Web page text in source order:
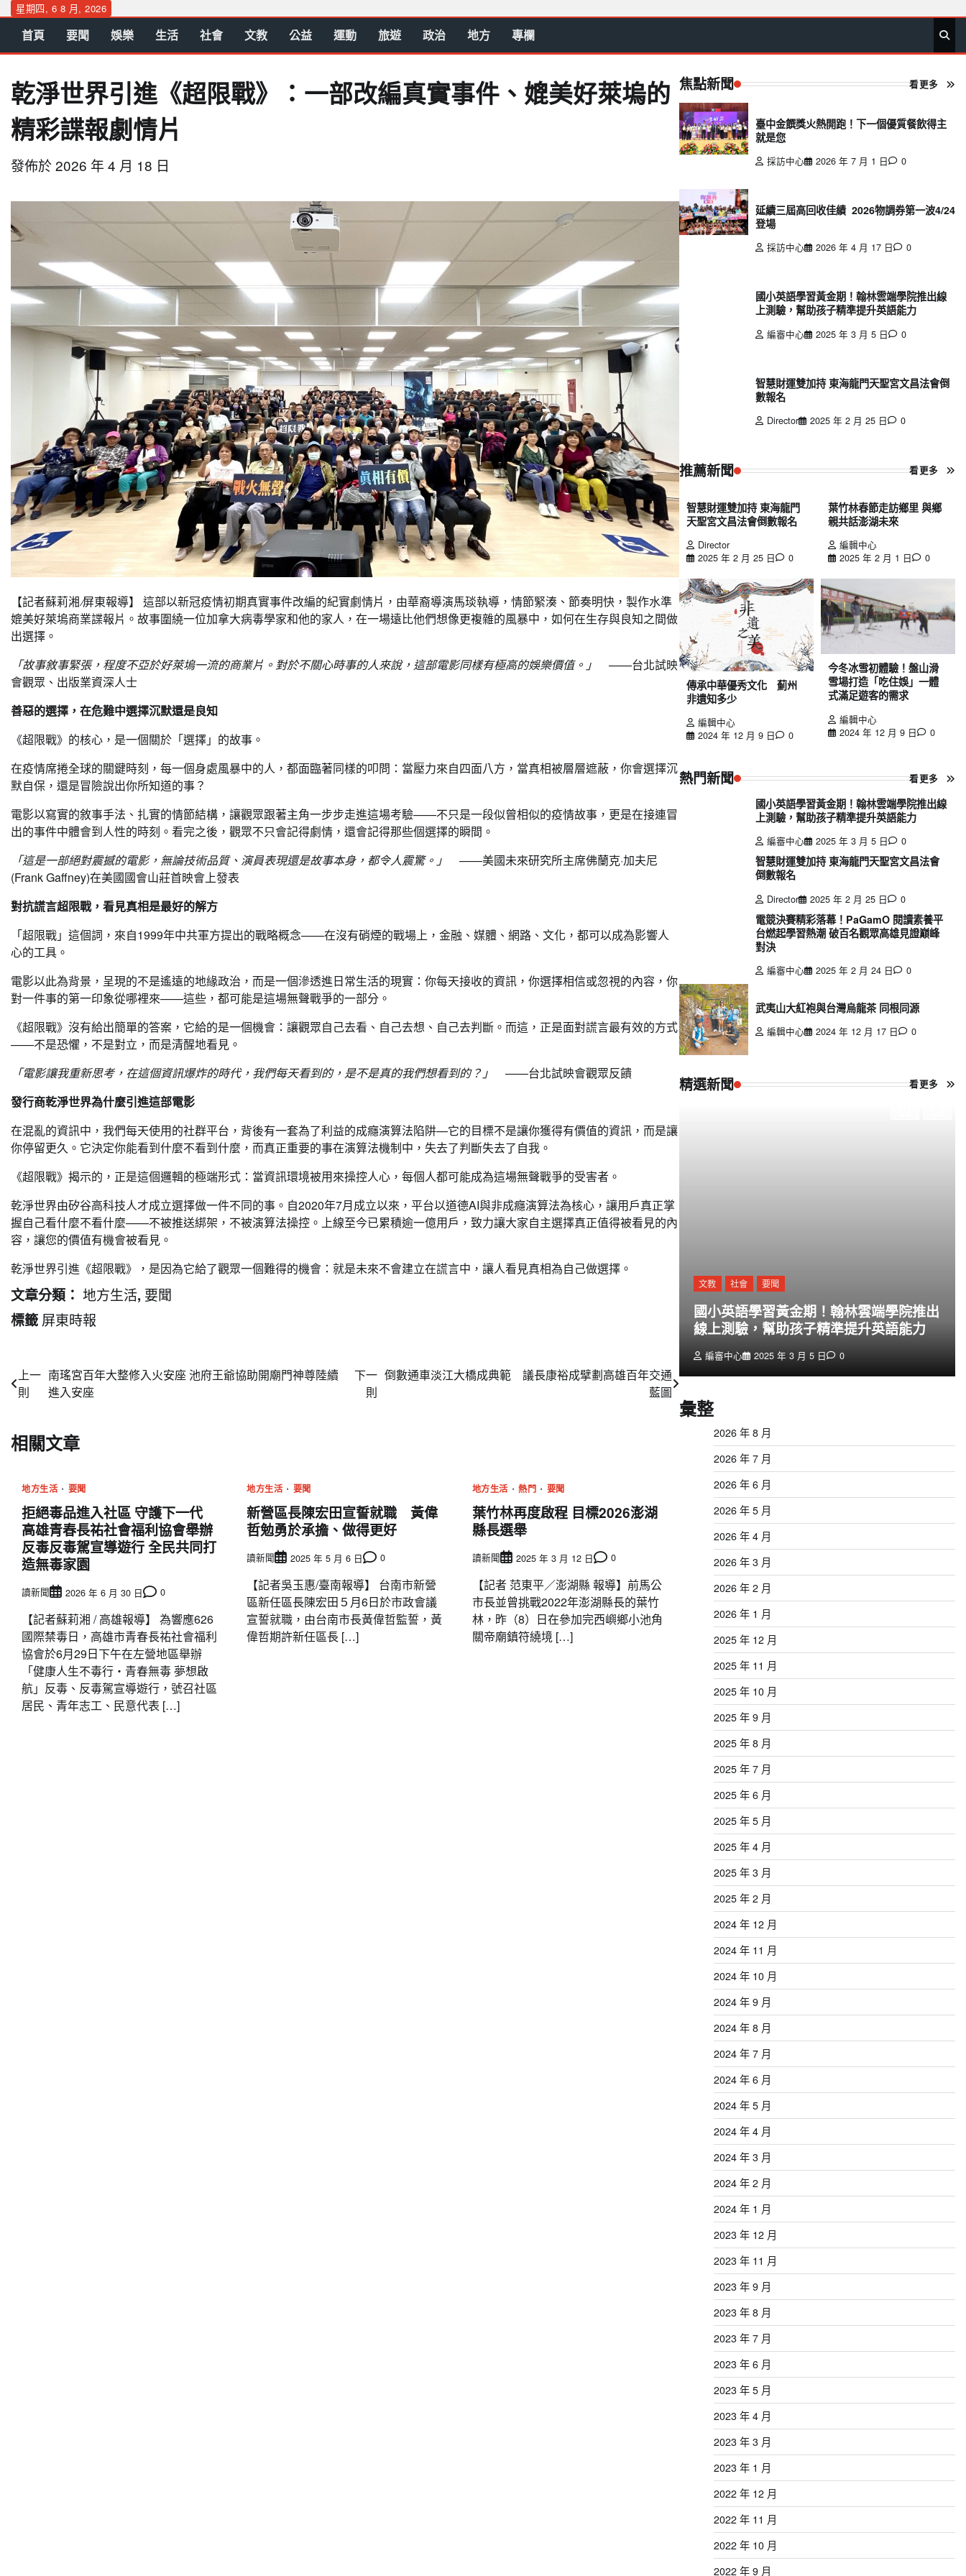
Skip
content
星期四, 6 8 月, 2026
首 要 娛 生 社 文 公 運 旅 政 地
方
專
欄
首頁 要聞 娛樂 生活 社會 文教 公益 運動 旅遊 政治 地方 專欄
乾淨世界引進《超限戰》：一部改編真實事件、媲美好萊塢的
精彩諜報劇情片
發佈於2026 年 4 月 18 日
【記者蘇莉湘 ∕屏東報導】 這部以新冠疫情初期真實事件改編的紀實劇情片，由華裔導演馬琰執導，情節緊湊、節奏明快，製作水準
媲美好萊塢商業諜報片。故事圍繞一位加拿大病毒學家和他的家人，在一場遠比他們想像更複雜的風暴中，如何在生存與良知之間做
出選擇。
「故事敘事緊張，程度不亞於好萊塢一流的商業片。對於不關心時事的人來說，這部電影同樣有極高的娛樂價值。」
——台北試映
會觀眾、出版業資深人士
善惡的選擇，在危難中選擇沉默還是良知
《超限戰》的核心，是一個關於「選擇」的故事。
在疫情席捲全球的關鍵時刻，每一個身處風暴中的人，都面臨著同樣的叩問：當壓力來自四面八方，當真相被層層遮蔽，你會選擇沉
默自保，還是冒險說出你所知道的事？
電影以寫實的敘事手法、扎實的情節結構，讓觀眾跟著主角一步步走進這場考驗——不只是一段似曾相似的疫情故事，更是在接連冒
出的事件中體會到人性的時刻。看完之後，觀眾不只會記得劇情，還會記得那些個選擇的瞬間。
「這是一部絕對震撼的電影，無論技術品質、演員表現還是故事本身，都令人震驚。」
——美國未來研究所主席佛蘭克·加夫尼
(Frank Gaffney)在美國國會山莊首映會上發表
對抗謊言超限戰，看見真相是最好的解方
「超限戰」這個詞，來自1999年中共軍方提出的戰略概念——在沒有硝煙的戰場上，金融、媒體、網路、文化，都可以成為影響人
心的工具。
電影以此為背景，呈現的不是遙遠的地緣政治，而是一個滲透進日常生活的現實：你每天接收的資訊，你選擇相信或忽視的內容，你
對一件事的第一印象從哪裡來——這些，都可能是這場無聲戰爭的一部分。
《超限戰》沒有給出簡單的答案，它給的是一個機會：讓觀眾自己去看、自己去想、自己去判斷。而這，正是面對謊言最有效的方式
——不是恐懼，不是對立，而是清醒地看見。
「電影讓我重新思考，在這個資訊爆炸的時代，我們每天看到的，是不是真的我們想看到的？」
——台北試映會觀眾反饋
發行商乾淨世界為什麼引進這部電影
在混亂的資訊中，我們每天使用的社群平台，背後有一套為了利益的成癮演算法陷阱—它的目標不是讓你獲得有價值的資訊，而是讓
你停留更久。它決定你能看到什麼不看到什麼，而真正重要的事在演算法機制中，失去了判斷失去了自我。
《超限戰》揭示的，正是這個邏輯的極端形式：當資訊環境被用來操控人心，每個人都可能成為這場無聲戰爭的受害者。
乾淨世界由矽谷高科技人才成立選擇做一件不同的事。自2020年7月成立以來，平台以道德AI與非成癮演算法為核心，讓用戶真正掌
握自己看什麼不看什麼——不被推送綁架，不被演算法操控。上線至今已累積逾一億用戶，致力讓大家自主選擇真正值得被看見的內
容，讓您的價值有機會被看見。
乾淨世界引進《超限戰》，是因為它給了觀眾一個難得的機會：就是未來不會建立在謊言中，讓人看見真相為自己做選擇。
文章分類： 地方生活, 要聞
標籤 屏東時報
文
章
導
覽
上一
則
南瑤宮百年大整修入火安座 池府王爺協助開廟門神尊陸續
進入安座
下一
則
倒數通車淡江大橋成典範 議長康裕成擘劃高雄百年交通
藍圖
相關文章
地方生活 要聞
拒絕毒品進入社區 守護下一代
高雄青春長祐社會福利協會舉辦
反毒反毒駕宣導遊行 全民共同打
造無毒家園
讀新聞 2026 年 6 月 30 日 0
【記者蘇莉湘 / 高雄報導】 為響應626
國際禁毒日，高雄市青春長祐社會福利
協會於6月29日下午在左營地區舉辦
「健康人生不毒行・青春無毒 夢想啟
航」反毒、反毒駕宣導遊行，號召社區
居民、青年志工、民意代表 […]
地方生活 要聞
新營區長陳宏田宣誓就職 黃偉
哲勉勇於承擔、做得更好
讀新聞 2025 年 5 月 6 日 0
【記者吳玉惠/臺南報導】 台南市新營
區新任區長陳宏田５月6日於市政會議
宣誓就職，由台南市長黃偉哲監誓，黃
偉哲期許新任區長 […]
地方生活 熱門 要聞
葉竹林再度啟程 目標2026澎湖
縣長選舉
讀新聞 2025 年 3 月 12 日 0
【記者 范東平／澎湖縣 報導】前馬公
市長並曾挑戰2022年澎湖縣長的葉竹
林，昨（8）日在參加完西嶼鄉小池角
關帝廟鎮符繞境 […]
焦點新聞 看更多
臺中金饌獎火熱開跑！下一個優質餐飲得主
就是您
採訪中心 2026 年 7 月 1 日 0
延續三屆高回收佳績 2026物調券第一波4/24
登場
採訪中心 2026 年 4 月 17 日 0
國小英語學習黃金期！翰林雲端學院推出線
上測驗，幫助孩子精準提升英語能力
編審中心 2025 年 3 月 5 日 0
智慧財運雙加持 東海龍門天聖宮文昌法會倒
數報名
Director 2025 年 2 月 25 日 0
推薦新聞 看更多
智慧財運雙加持 東海龍門
天聖宮文昌法會倒數報名
Director
2025 年 2 月 25 日
0
葉竹林春節走訪鄉里 與鄉
親共話澎湖未來
編輯中心
2025 年 2 月 1 日
0
傳承中華優秀文化 薊州
非遺知多少
編輯中心
2024 年 12 月 9 日
0
今冬冰雪初體驗！盤山滑
雪場打造「吃住娛」一體
式滿足遊客的需求
編輯中心
2024 年 12 月 9 日
0
熱門新聞 看更多
國小英語學習黃金期！翰林雲端學院推出線
上測驗，幫助孩子精準提升英語能力
編審中心 2025 年 3 月 5 日 0
智慧財運雙加持 東海龍門天聖宮文昌法會
倒數報名
Director 2025 年 2 月 25 日 0
電競決賽精彩落幕！PaGamO 閱讀素養平
台燃起學習熱潮 破百名觀眾高雄見證巔峰
對決
編審中心 2025 年 2 月 24 日 0
武夷山大紅袍與台灣烏龍茶 同根同源
編輯中心 2024 年 12 月 17 日 0
精選新聞 看更多
文教 社會 要聞
國小英語學習黃金期！翰林雲端學院推出
線上測驗，幫助孩子精準提升英語能力
編審中心 2025 年 3 月 5 日 0
彙整
2026 年 8 月
2026 年 7 月
2026 年 6 月
2026 年 5 月
2026 年 4 月
2026 年 3 月
2026 年 2 月
2026 年 1 月
2025 年 12 月
2025 年 11 月
2025 年 10 月
2025 年 9 月
2025 年 8 月
2025 年 7 月
2025 年 6 月
2025 年 5 月
2025 年 4 月
2025 年 3 月
2025 年 2 月
2024 年 12 月
2024 年 11 月
2024 年 10 月
2024 年 9 月
2024 年 8 月
2024 年 7 月
2024 年 6 月
2024 年 5 月
2024 年 4 月
2024 年 3 月
2024 年 2 月
2024 年 1 月
2023 年 12 月
2023 年 11 月
2023 年 9 月
2023 年 8 月
2023 年 7 月
2023 年 6 月
2023 年 5 月
2023 年 4 月
2023 年 3 月
2023 年 1 月
2022 年 12 月
2022 年 11 月
2022 年 10 月
2022 年 9 月